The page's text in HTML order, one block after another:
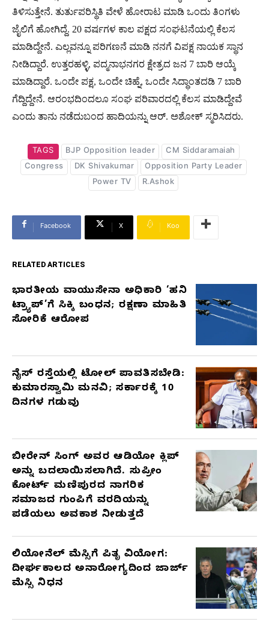
ತಿಳಿಸುತ್ತೇನೆ. ತುರ್ತುಪರಿಸ್ಥಿತಿ ವೇಳೆ ಹೋರಾಟ ಮಾಡಿ ಒಂದು ತಿಂಗಳು
ಜೈಲಿಗೆ ಹೋಗಿದ್ದೆ. 20 ವರ್ಷಗಳ ಕಾಲ ಪಕ್ಷದ ಸಂಘಟನೆಯಲ್ಲಿ ಕೆಲಸ
ಮಾಡಿದ್ದೇನೆ. ಎಲ್ಲವನ್ನೂ ಪರಿಗಣನೆ ಮಾಡಿ ನನಗೆ ವಿಪಕ್ಷ ನಾಯಕ ಸ್ಥಾನ
ನೀಡಿದ್ದಾರೆ. ಉತ್ತರಹಳ್ಳಿ, ಪದ್ಮನಾಭನಗರ ಕ್ಷೇತ್ರದ ಜನ 7 ಬಾರಿ ಆಯ್ಕೆ
ಮಾಡಿದ್ದಾರೆ. ಒಂದೇ ಪಕ್ಷ, ಒಂದೇ ಚಿಹ್ನೆ, ಒಂದೇ ಸಿದ್ಧಾಂತದಡಿ 7 ಬಾರಿ
ಗೆದ್ದಿದ್ದೇನೆ. ಆರಂಭದಿಂದಲೂ ಸಂಘ ಪರಿವಾರದಲ್ಲಿ ಕೆಲಸ ಮಾಡಿದ್ದೇವೆ
ಎಂದು ತಾನು ನಡೆದುಬಂದ ಹಾದಿಯನ್ನು ಆರ್​. ಅಶೋಕ್ ಸ್ಮರಿಸಿದರು.
TAGS BJP Opposition leader
CM Siddaramaiah
Congress
DK Shivakumar
Opposition Party Leader
Power TV
R.Ashok
Facebook X Koo
RELATED ARTICLES
RELATED
ARTICLES
ಭಾರತೀಯ ವಾಯುಸೇನಾ ಅಧಿಕಾರಿ ‘ಹನಿ
ಟ್ರ್ಯಾಪ್’ಗೆ ಸಿಕ್ಕಿ ಬಂಧನ; ರಕ್ಷಣಾ ಮಾಹಿತಿ
ಸೋರಿಕೆ ಆರೋಪ
ನೈಸ್ ರಸ್ತೆಯಲ್ಲಿ ಟೋಲ್ ಪಾವತಿಸಬೇಡಿ:
ಕುಮಾರಸ್ವಾಮಿ ಮನವಿ; ಸರ್ಕಾರಕ್ಕೆ 10
ದಿನಗಳ ಗಡುವು
ಬೀರೇನ್ ಸಿಂಗ್ ಅವರ ಆಡಿಯೋ ಕ್ಲಿಪ್
ಅನ್ನು ಬದಲಾಯಿಸಲಾಗಿದೆ. ಸುಪ್ರೀಂ
ಕೋರ್ಟ್ ಮಣಿಪುರದ ನಾಗರಿಕ
ಸಮಾಜದ ಗುಂಪಿಗೆ ವರದಿಯನ್ನು
ಪಡೆಯಲು ಅವಕಾಶ ನೀಡುತ್ತದೆ
ಲಿಯೋನೆಲ್ ಮೆಸ್ಸಿಗೆ ಪಿತೃ ವಿಯೋಗ:
ದೀರ್ಘಕಾಲದ ಅನಾರೋಗ್ಯದಿಂದ ಜಾರ್ಜ್
ಮೆಸ್ಸಿ ನಿಧನ